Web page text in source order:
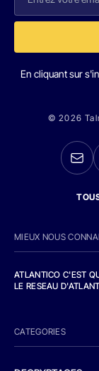
En cliquant sur
© 2026
MIEUX NOUS
ATLANTICO C'EST
LE RESEAU
CATEGORIES